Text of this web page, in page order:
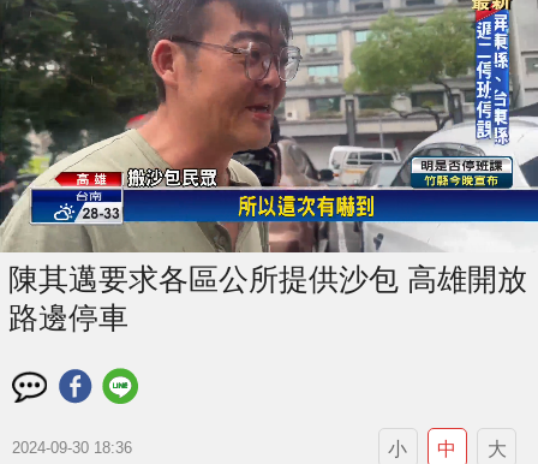
陳其邁要求各區公所提供沙包 高雄開放
路邊停車
2024-09-30 18:36 小 中 大